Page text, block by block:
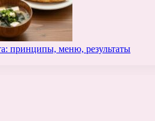
принципы, меню, результаты